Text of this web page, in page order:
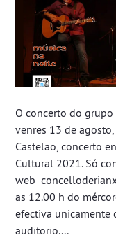
O concerto do
venres 13 de
Castelao, concerto
Cultural 2021. Só
web
as 12.00 h do
efectiva unicamente
auditorio....